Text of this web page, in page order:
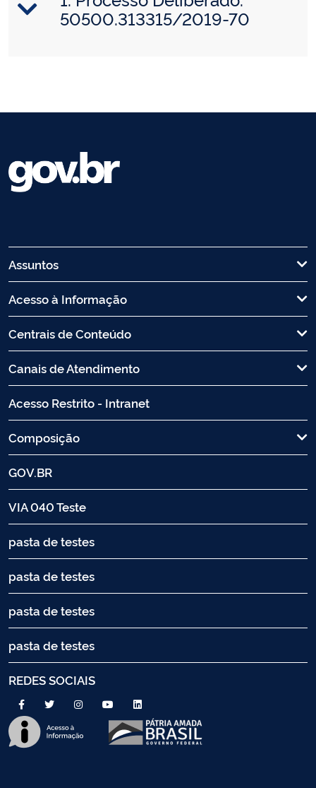
50500.313315/2019-70
Assuntos
Acesso à Informação
Centrais de Conteúdo
Canais de Atendimento
Acesso Restrito - Intranet
Composição
GOV.BR
VIA 040 Teste
pasta de testes
pasta de testes
pasta de testes
pasta de testes
REDES SOCIAIS